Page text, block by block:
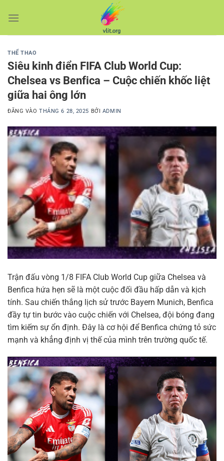
qua
THỂ THAO
Siêu kinh điển FIFA Club World Cup:
Chelsea vs Benfica – Cuộc chiến khốc liệt
giữa hai ông lớn
ĐĂNG VÀOTHÁNG 6 28, 2025 BỞI ADMIN
Trận đấu vòng 1/8 FIFA Club World Cup giữa Chelsea và
Benfica hứa hẹn sẽ là một cuộc đối đầu hấp dẫn và kịch
tính. Sau chiến thắng lịch sử trước Bayern Munich, Benfica
đầy tự tin bước vào cuộc chiến với Chelsea, đội bóng đang
tìm kiếm sự ổn định. Đây là cơ hội để Benfica chứng tỏ sức
mạnh và khẳng định vị thế của mình trên trường quốc tế.